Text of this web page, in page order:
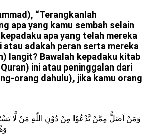
“Terangkanlah
apa yang kamu sembah selain
apa yang telah mereka
atau adakah peran serta mereka
langit? Bawalah kepadaku kitab
ini atau peninggalan dari
orang dahulu), jika kamu orang
وَمَنْ اَضَلُّ مِمَّنْ يَّدْعُوْا مِنْ دُوْنِ اللّٰهِ مَنْ لَّا